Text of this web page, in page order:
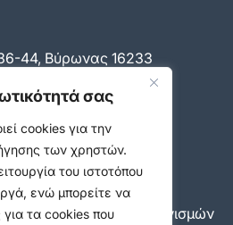
σας
cookies για την
των χρηστών.
του ιστοτόπου
ενώ μπορείτε να
για τα cookies που
44, Βύρωνας 16233
Δεδομένων
cookies και των μηχανισμών